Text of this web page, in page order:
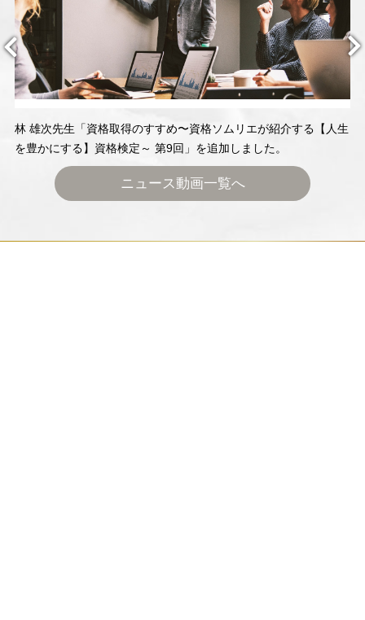
ニュース動画一覧へ
林 雄次先生「資格取得のすすめ〜資格ソムリエが紹介する【人生
を豊かにする】資格検定～ 第9回」を追加しました。